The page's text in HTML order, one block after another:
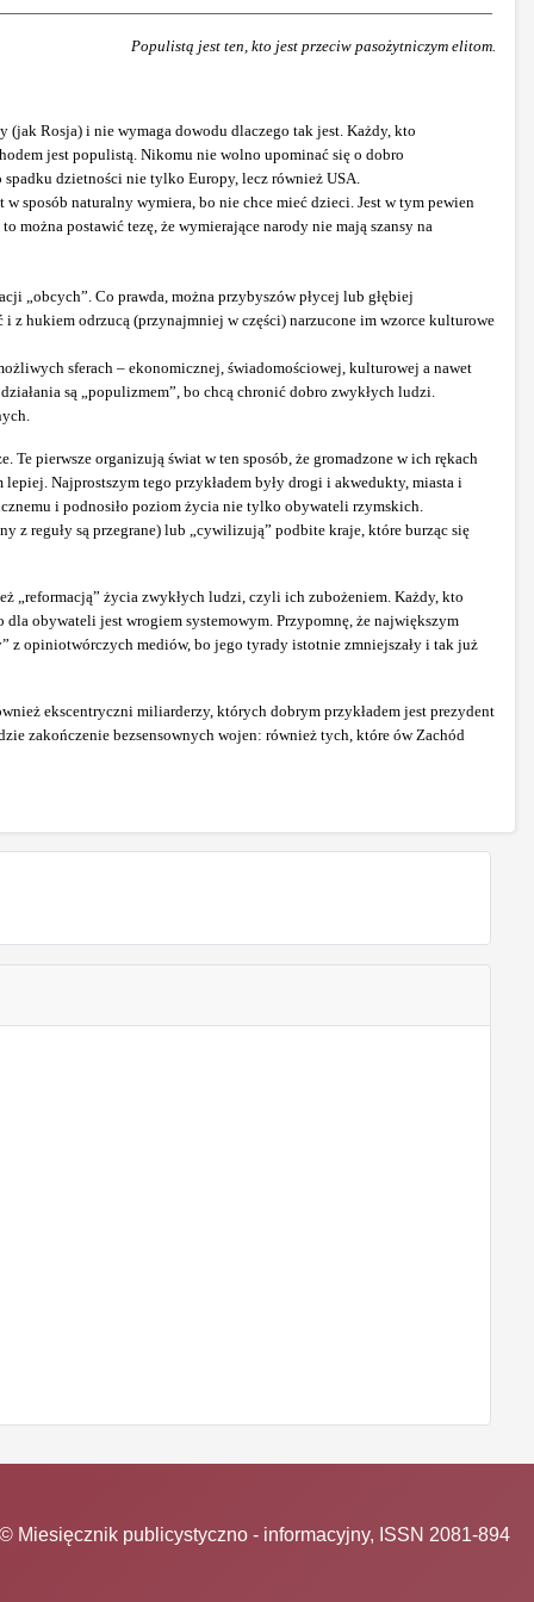
Populistą jest ten, kto jest przeciw pasożytniczym elitom.
(jak Rosja) i nie wymaga dowodu dlaczego tak jest. Każdy, kto
jest populistą. Nikomu nie wolno upominać się o dobro
dzietności nie tylko Europy, lecz również USA.
sposób naturalny wymiera, bo nie chce mieć dzieci. Jest w tym pewien
można postawić tezę, że wymierające narody nie mają szansy na
„obcych”. Co prawda, można przybyszów płycej lub głębiej
z hukiem odrzucą (przynajmniej w części) narzucone im wzorce kulturowe
sferach – ekonomicznej, świadomościowej, kulturowej a nawet
są „populizmem”, bo chcą chronić dobro zwykłych ludzi.
pierwsze organizują świat w ten sposób, że gromadzone w ich rękach
Najprostszym tego przykładem były drogi i akwedukty, miasta i
i podnosiło poziom życia nie tylko obywateli rzymskich.
z reguły są przegrane) lub „cywilizują” podbite kraje, które burząc się
„reformacją” życia zwykłych ludzi, czyli ich zubożeniem. Każdy, kto
obywateli jest wrogiem systemowym. Przypomnę, że największym
z opiniotwórczych mediów, bo jego tyrady istotnie zmniejszały i tak już
ekscentryczni miliarderzy, których dobrym przykładem jest prezydent
zakończenie bezsensownych wojen: również tych, które ów Zachód
Miesięcznik publicystyczno - informacyjny, ISSN 2081-894